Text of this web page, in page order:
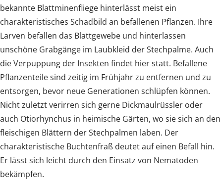
bekannte Blattminenfliege hinterlässt meist ein
charakteristisches Schadbild an befallenen Pflanzen. Ihre
Larven befallen das Blattgewebe und hinterlassen
unschöne Grabgänge im Laubkleid der Stechpalme. Auch
die Verpuppung der Insekten findet hier statt. Befallene
Pflanzenteile sind zeitig im Frühjahr zu entfernen und zu
entsorgen, bevor neue Generationen schlüpfen können.
Nicht zuletzt verirren sich gerne Dickmaulrüssler oder
auch Otiorhynchus in heimische Gärten, wo sie sich an den
fleischigen Blättern der Stechpalmen laben. Der
charakteristische Buchtenfraß deutet auf einen Befall hin.
Er lässt sich leicht durch den Einsatz von Nematoden
bekämpfen.